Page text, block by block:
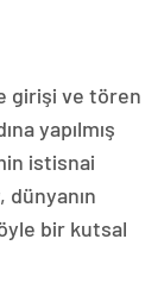
girişi ve tören
yapılmış
istisnai
bir kutsal